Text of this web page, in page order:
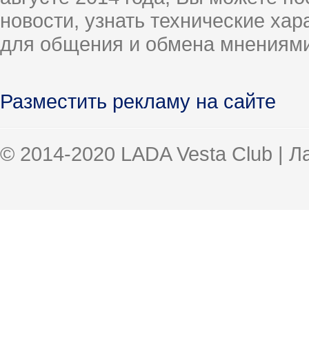
новости, узнать технические
для общения и обмена
Разместить рекламу на сайте
© 2014-2020 LADA Vesta Club |